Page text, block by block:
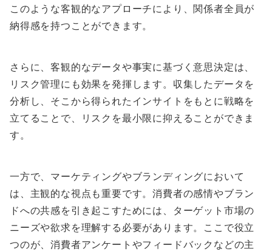
このような客観的なアプローチにより、関係者全員が
納得感を持つことができます。
さらに、客観的なデータや事実に基づく意思決定は、
リスク管理にも効果を発揮します。収集したデータを
分析し、そこから得られたインサイトをもとに戦略を
立てることで、リスクを最小限に抑えることができま
す。
一方で、マーケティングやブランディングにおいて
は、主観的な視点も重要です。消費者の感情やブラン
ドへの共感を引き起こすためには、ターゲット市場の
ニーズや欲求を理解する必要があります。ここで役立
つのが、消費者アンケートやフィードバックなどの主